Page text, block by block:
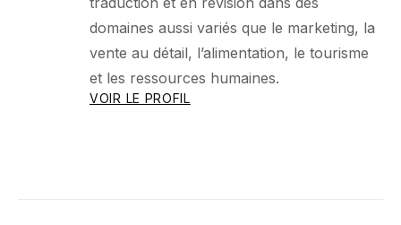
domaines aussi variés que le marketing, la
vente au détail, l’alimentation, le tourisme
et les ressources humaines.
VOIR LE PROFIL